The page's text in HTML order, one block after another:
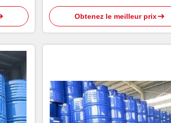
éthylique
Obtenez le meilleur prix